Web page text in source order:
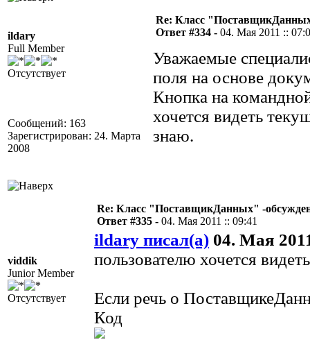
ildary
Full Member
Отсутствует
Сообщений: 163
Зарегистрирован: 24. Марта
2008
Re: Класс
Ответ #334 - 04. Мая 2011 ::
Уважаемые
поля на основе
Кнопка на
хочется видеть
знаю.
viddik
Junior Member
Отсутствует
Re: Класс "ПоставщикДанных" -
Ответ #335 - 04. Мая 2011 :: 09:41
ildary писал(а) 04. Мая
пользователю хочется
Если речь о
Код